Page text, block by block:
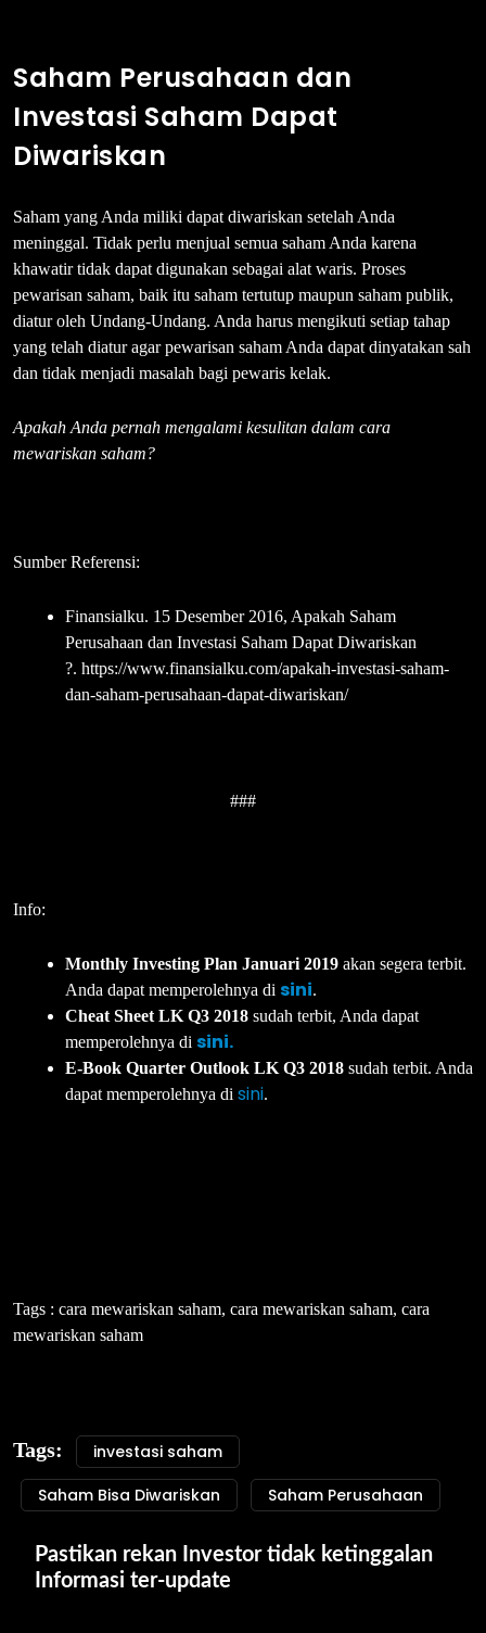
Saham Perusahaan dan
Investasi Saham Dapat
Diwariskan
Saham yang Anda miliki dapat diwariskan setelah Anda
meninggal. Tidak perlu menjual semua saham Anda karena
khawatir tidak dapat digunakan sebagai alat waris. Proses
pewarisan saham, baik itu saham tertutup maupun saham publik,
diatur oleh Undang-Undang. Anda harus mengikuti setiap tahap
yang telah diatur agar pewarisan saham Anda dapat dinyatakan sah
dan tidak menjadi masalah bagi pewaris kelak.
Apakah Anda pernah mengalami kesulitan dalam cara
mewariskan saham?
Sumber Referensi:
Finansialku. 15 Desember 2016, Apakah Saham
Perusahaan dan Investasi Saham Dapat Diwariskan
?. https://www.finansialku.com/apakah-investasi-saham-
dan-saham-perusahaan-dapat-diwariskan/
###
Info:
Monthly Investing Plan Januari 2019 akan segera terbit.
Anda dapat memperolehnya di sini.
Cheat Sheet LK Q3 2018 sudah terbit, Anda dapat
memperolehnya di sini.
E-Book Quarter Outlook LK Q3 2018 sudah terbit. Anda
dapat memperolehnya di sini.
Tags : cara mewariskan saham, cara mewariskan saham, cara
mewariskan saham
Tags:
investasi saham
Saham Bisa Diwariskan
Saham Perusahaan
Pastikan rekan Investor tidak ketinggalan
Informasi ter-update